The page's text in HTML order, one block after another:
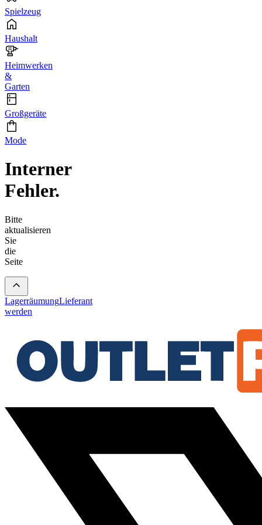
Spielzeug
Haushalt
Heimwerken
&
Garten
Großgeräte
Mode
Interner
Fehler.
Bitte
aktualisieren
Sie
die
Seite
LagerräumungLieferant
werden